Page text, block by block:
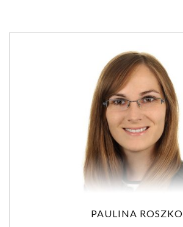
PAULINA ROSZKO